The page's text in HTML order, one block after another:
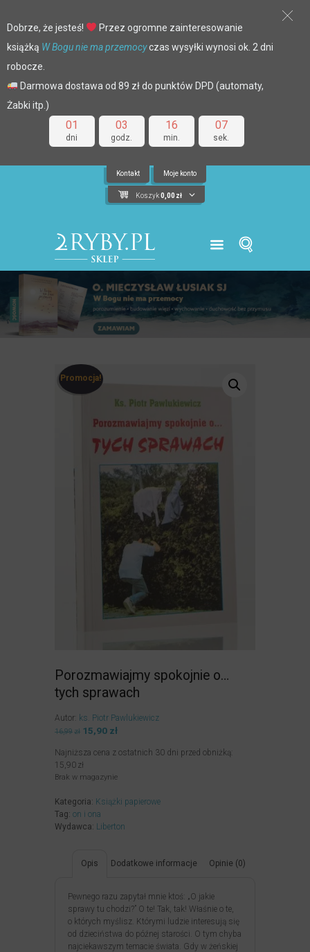
01
dni
03
godz.
16
min.
07
sek.
Dobrze, że jesteś!
Przez ogromne zainteresowanie
książką W Bogu nie ma przemocyczas wysyłki wynosi ok. 2 dni
robocze.
Darmowa dostawa od 89 zł do punktów DPD (automaty,
Żabki itp.)
Kontakt Moje konto
Koszyk 0,00 zł
Promocja!
Porozmawiajmy spokojnie o…
tych sprawach
Autor: ks. Piotr Pawlukiewicz
16,99zł Pierwotna
wynosiła:
16,99zł.
15,90 złAktualna
wynosi:
Najniższa cena z ostatnich 30 dni przed obniżką:
15,90 zł
Brak w magazynie
Kategoria: Książki papierowe
Tag: on i ona
Wydawca: Liberton
Opis Dodatkowe informacje Opinie (0)
Pewnego razu zapytał mnie ktoś: „O jakie
sprawy tu chodzi?” O te! Tak, tak! Właśnie o te,
o których myślisz. Którymi ludzie interesują się
od dzieciństwa do późnej starości. O tym chyba
najciekawszym temacie świata. Gdy w żeńskiej